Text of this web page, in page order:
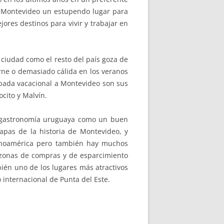
un estupendo lugar para
destinos para vivir y trabajar en
como el resto del país goza de
o demasiado cálida en los veranos
vacacional a Montevideo son sus
y Malvín.
uruguaya como un buen
de la historia de Montevideo, y
pero también hay muchos
de compras y de esparcimiento
uno de los lugares más atractivos
de Punta del Este.